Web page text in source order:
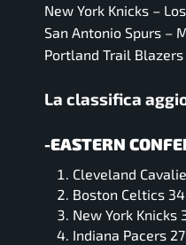
New York Knicks –
San Antonio Spurs –
Portland Trail Blazers
La classifica
-EASTERN
Cleveland
Boston Celtics
New York Knicks
Indiana Pacers